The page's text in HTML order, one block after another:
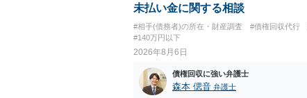
未払い金に関する相談
#相手(債務者)の所在・財産調査 #債権回収代行
#140万円以下
2026年8月6日
債権回収に強い弁護士
森本 偲音 弁護士